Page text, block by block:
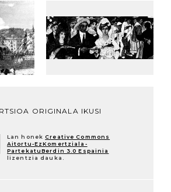
ORIGINALA IKUSI
Lan honek Creative Commons
Aitortu-EzKomertziala-
PartekatuBerdin 3.0 Espainia
lizentzia dauka.